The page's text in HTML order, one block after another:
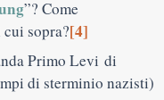
”? Come
sopra?[4]
Primo Levi di
di sterminio nazisti)